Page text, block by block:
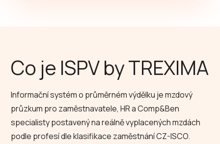
Co je ISPV by TREXIMA
Informační systém o průměrném výdělku je mzdový
průzkum pro zaměstnavatele, HR a Comp&Ben
specialisty postavený na reálně vyplacených mzdách
podle profesí dle klasifikace zaměstnání CZ-ISCO.